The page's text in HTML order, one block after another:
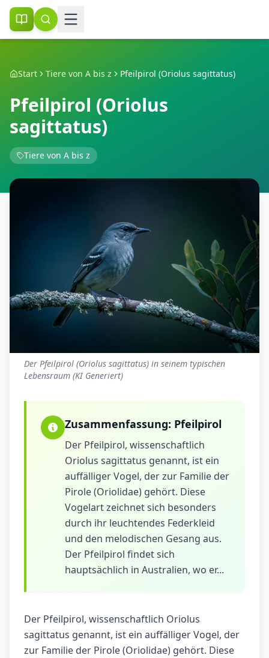
Start Tiere von A bis z Pfeilpirol (Oriolus sagittatus)
Pfeilpirol (Oriolus
sagittatus)
Tiere von A bis z
Der Pfeilpirol (Oriolus sagittatus) in seinem typischen
Lebensraum (KI Generiert)
Zusammenfassung: Pfeilpirol
Der Pfeilpirol, wissenschaftlich
Oriolus sagittatus genannt, ist ein
auffälliger Vogel, der zur Familie der
Pirole (Oriolidae) gehört. Diese
Vogelart zeichnet sich besonders
durch ihr leuchtendes Federkleid
und den melodischen Gesang aus.
Der Pfeilpirol findet sich
hauptsächlich in Australien, wo er...
Der Pfeilpirol, wissenschaftlich Oriolus
sagittatus genannt, ist ein auffälliger Vogel, der
zur Familie der Pirole (Oriolidae) gehört. Diese